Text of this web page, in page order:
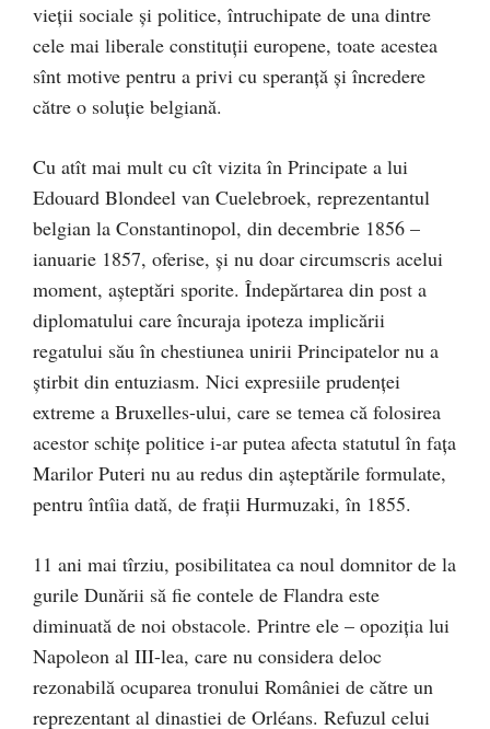
vieţii sociale şi politice, întruchipate de una dintre
cele mai liberale constituţii europene, toate acestea
sînt motive pentru a privi cu speranţă şi încredere
către o soluţie belgiană.
Cu atît mai mult cu cît vizita în Principate a lui
Edouard Blondeel van Cuelebroek, reprezentantul
belgian la Constantinopol, din decembrie 1856 –
ianuarie 1857, oferise, şi nu doar circumscris acelui
moment, aşteptări sporite. Îndepărtarea din post a
diplomatului care încuraja ipoteza implicării
regatului său în chestiunea unirii Principatelor nu a
ştirbit din entuziasm. Nici expresiile prudenţei
extreme a Bruxelles-ului, care se temea că folosirea
acestor schiţe politice i-ar putea afecta statutul în faţa
Marilor Puteri nu au redus din aşteptările formulate,
pentru întîia dată, de fraţii Hurmuzaki, în 1855.
11 ani mai tîrziu, posibilitatea ca noul domnitor de la
gurile Dunării să fie contele de Flandra este
diminuată de noi obstacole. Printre ele – opoziţia lui
Napoleon al III-lea, care nu considera deloc
rezonabilă ocuparea tronului României de către un
reprezentant al dinastiei de Orléans. Refuzul celui